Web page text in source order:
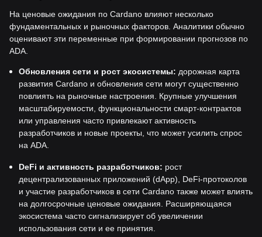
На ценовые ожидания по Cardano влияют несколько
фундаментальных и рыночных факторов. Аналитики обычно
оценивают эти переменные при формировании прогнозов по
ADA.
Обновления сети и рост экосистемы: дорожная карта
развития Cardano и обновления сети могут существенно
повлиять на рыночные настроения. Крупные улучшения
масштабируемости, функциональности смарт-контрактов
или управления часто привлекают активность
разработчиков и новые проекты, что может усилить спрос
на ADA.
DeFi и активность разработчиков: рост
децентрализованных приложений (dApp), DeFi-протоколов
и участие разработчиков в сети Cardano также может влиять
на долгосрочные ценовые ожидания. Расширяющаяся
экосистема часто сигнализирует об увеличении
использования сети и ее принятия.